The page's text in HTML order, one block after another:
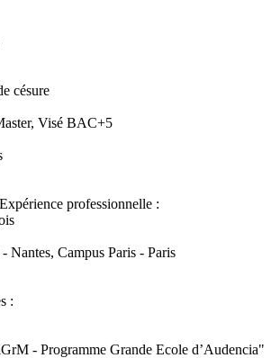
césure
Visé BAC+5
professionnelle :
Nantes, Campus Paris - Paris
:
- Programme Grande Ecole d’Audencia"